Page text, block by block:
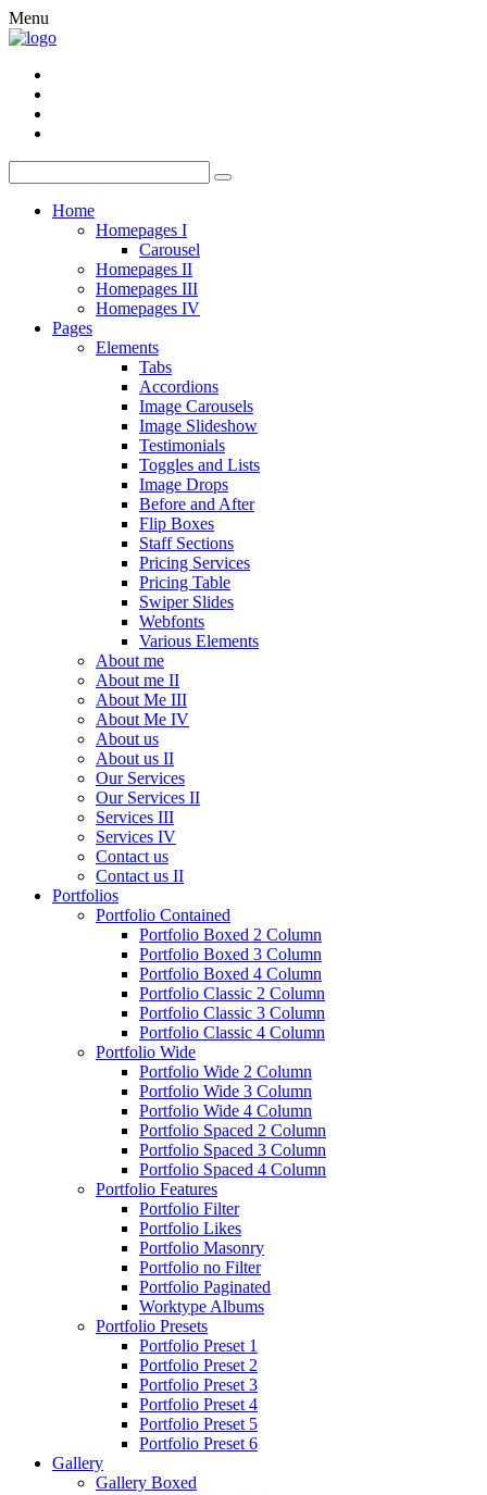
Menu
Home
Homepages I
Carousel
Homepages II
Homepages III
Homepages IV
Pages
Elements
Tabs
Accordions
Image Carousels
Image Slideshow
Testimonials
Toggles and Lists
Image Drops
Before and After
Flip Boxes
Staff Sections
Pricing Services
Pricing Table
Swiper Slides
Webfonts
Various Elements
About me
About me II
About Me III
About Me IV
About us
About us II
Our Services
Our Services II
Services III
Services IV
Contact us
Contact us II
Portfolios
Portfolio Contained
Portfolio Boxed 2 Column
Portfolio Boxed 3 Column
Portfolio Boxed 4 Column
Portfolio Classic 2 Column
Portfolio Classic 3 Column
Portfolio Classic 4 Column
Portfolio Wide
Portfolio Wide 2 Column
Portfolio Wide 3 Column
Portfolio Wide 4 Column
Portfolio Spaced 2 Column
Portfolio Spaced 3 Column
Portfolio Spaced 4 Column
Portfolio Features
Portfolio Filter
Portfolio Likes
Portfolio Masonry
Portfolio no Filter
Portfolio Paginated
Worktype Albums
Portfolio Presets
Portfolio Preset 1
Portfolio Preset 2
Portfolio Preset 3
Portfolio Preset 4
Portfolio Preset 5
Portfolio Preset 6
Gallery
Gallery Boxed